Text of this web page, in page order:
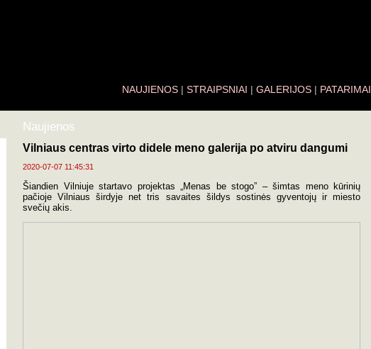
NAUJIENOS| STRAIPSNIAI | GALERIJOS| PATARIMAI
Naujienos
Vilniaus centras virto didele meno galerija po atviru dangumi
2020-07-07 11:45:31
Šiandien Vilniuje startavo projektas „Menas be stogo” – šimtas meno kūrinių
pačioje Vilniaus širdyje net tris savaites šildys sostinės gyventojų ir miesto
svečių akis.